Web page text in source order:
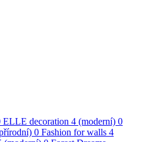
ELLE decoration 4 (moderní) 0
0 Fashion for walls 4